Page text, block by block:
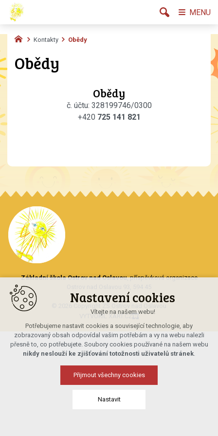
Kontakty Obědy
Obědy
Obědy
č. účtu: 328199746/0300
+420 725 141 821
Základní škola Ostrov nad Oslavou, příspěvková organizace
VYTVOŘIL XART.CZ
MENU
Nastavení cookies
Vítejte na našem webu!
Potřebujeme nastavit cookies a související technologie, aby
zobrazovaný obsah odpovídal vašim potřebám a vy na webu nalezli
přesně to, co potřebujete. Soubory cookies používané na našem webu
nikdy neslouží ke zjišťování totožnosti uživatelů stránek.
Přijmout všechny cookies
Nastavit